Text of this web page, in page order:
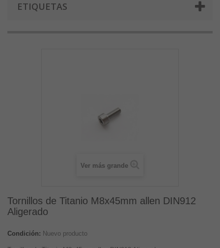
ETIQUETAS
Ver más grande
Tornillos de Titanio M8x45mm allen DIN912
Aligerado
Condición: Nuevo producto